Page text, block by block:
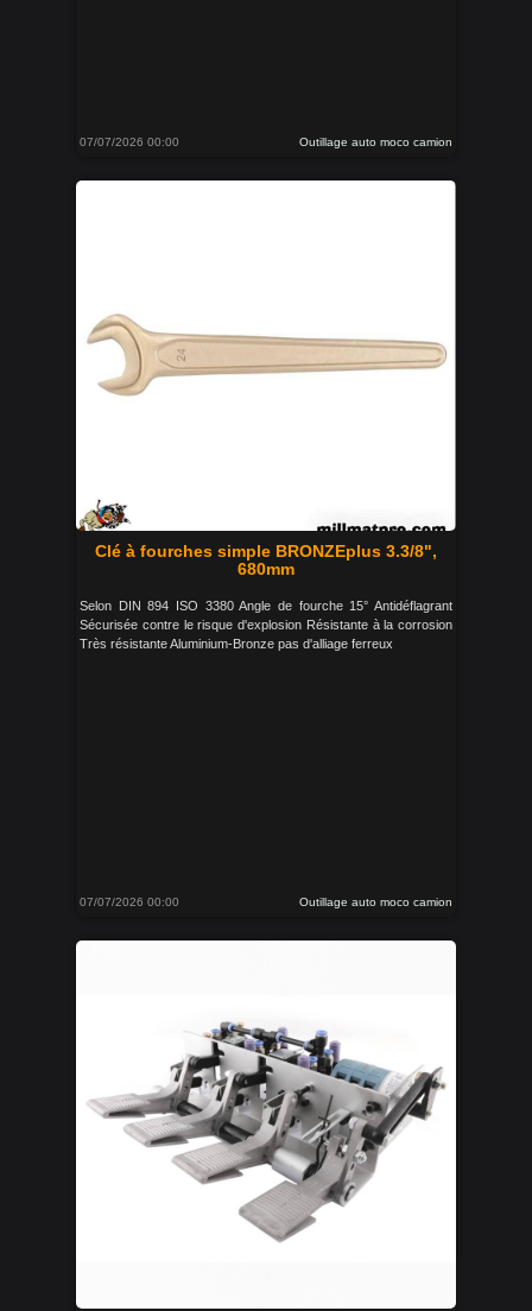
07/07/2026 00:00 Outillage auto moco camion
Clé à fourches simple BRONZEplus 3.3/8",
680mm
Selon DIN 894 ISO 3380 Angle de fourche 15° Antidéflagrant
Sécurisée contre le risque d'explosion Résistante à la corrosion
Très résistante Aluminium-Bronze pas d'alliage ferreux
07/07/2026 00:00 Outillage auto moco camion